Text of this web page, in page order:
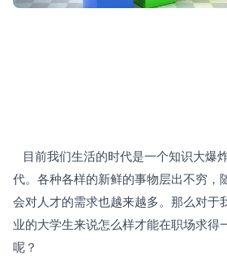
代。各种各样的新鲜的事物层出不穷，
会对人才的需求也越来越多。那么对于
业的大学生来说怎么样才能在职场求得
呢？